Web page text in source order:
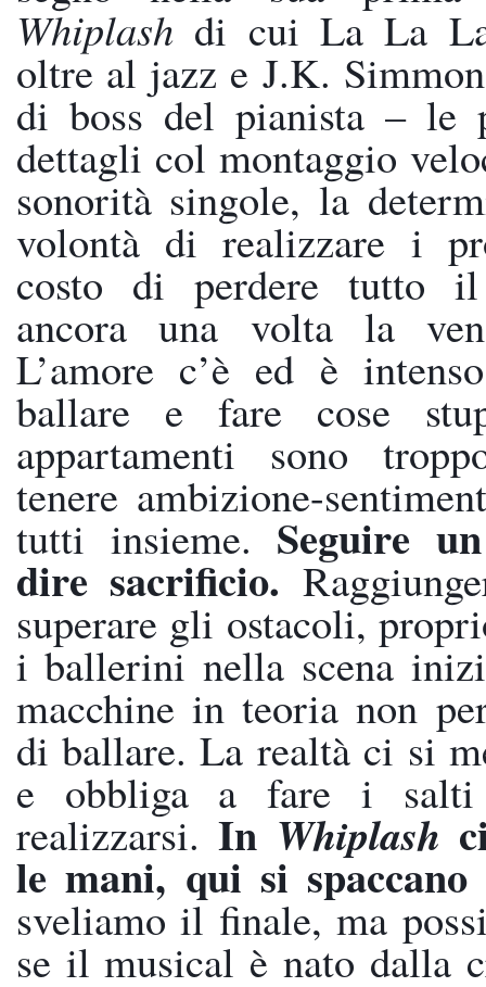
Whiplash di cui La La
oltre al jazz e J.K.
di boss del pianista – le
dettagli col montaggio
sonorità singole, la
volontà di realizzare i
costo di perdere tutto
ancora una volta la
L’amore c’è ed è
ballare e fare cose
appartamenti sono
tenere ambizione-
tutti insieme. Seguire
dire sacrificio.
superare gli ostacoli,
i ballerini nella scena
macchine in teoria non
di ballare. La realtà ci si
e obbliga a fare i
realizzarsi. In Whiplash
le mani, qui si
sveliamo il finale, ma
se il musical è nato dalla